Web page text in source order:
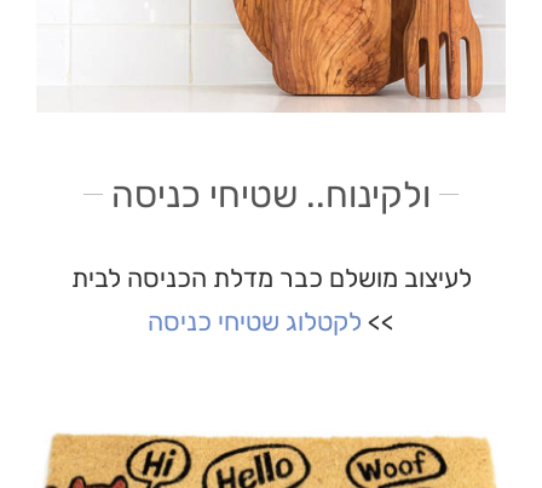
ולקינוח.. שטיחי כניסה
לעיצוב מושלם כבר מדלת הכניסה לבית
>> לקטלוג שטיחי כניסה